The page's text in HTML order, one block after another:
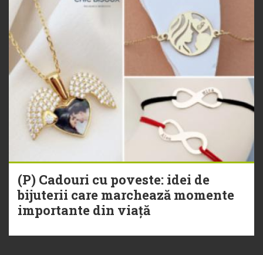
(P) Cadouri cu poveste: idei de
bijuterii care marchează momente
importante din viață